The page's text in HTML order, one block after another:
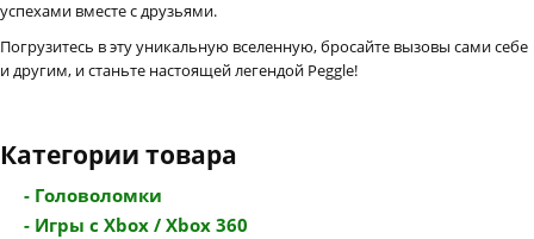
успехами вместе с друзьями.
Погрузитесь в эту уникальную вселенную, бросайте вызовы сами себе
и другим, и станьте настоящей легендой Peggle!
Категории товара
- Головоломки
- Игры с Xbox / Xbox 360